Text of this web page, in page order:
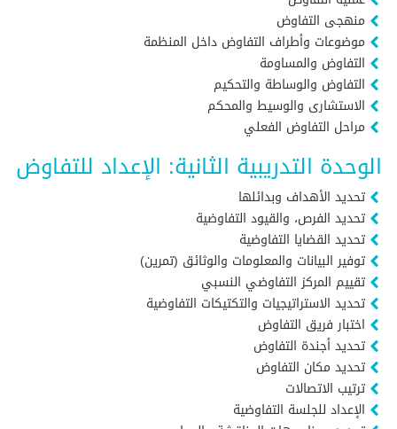
منهجى التفاوض
موضوعات وأطراف التفاوض داخل المنظمة
التفاوض والمساومة
التفاوض والوساطة والتحكيم
الاستشارى والوسيط والمحكم
مراحل التفاوض الفعلي
الوحدة التدريبية الثانية: الإعداد للتفاوض
تحديد الأهداف وبدائلها
تحديد الفرص، والقيود التفاوضية
تحديد القضايا التفاوضية
توفير البيانات والمعلومات والوثائق (تمرين)
تقييم المركز التفاوضي النسبي
تحديد الاستراتيجيات والتكتيكات التفاوضية
اختبار فريق التفاوض
تحديد أجندة التفاوض
تحديد مكان التفاوض
ترتيب الاتصالات
الإعداد للجلسة التفاوضية